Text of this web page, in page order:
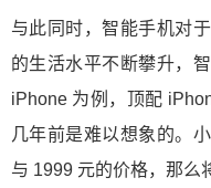
与此同时，智能手机对
的生活水平不断攀升，
iPhone 为例，顶配
几年前是难以想象的。
与 1999 元的价格，那么